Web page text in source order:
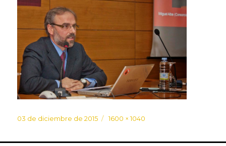
Publicado
03 de diciembre de 2015
Tamaño
1600 × 1040